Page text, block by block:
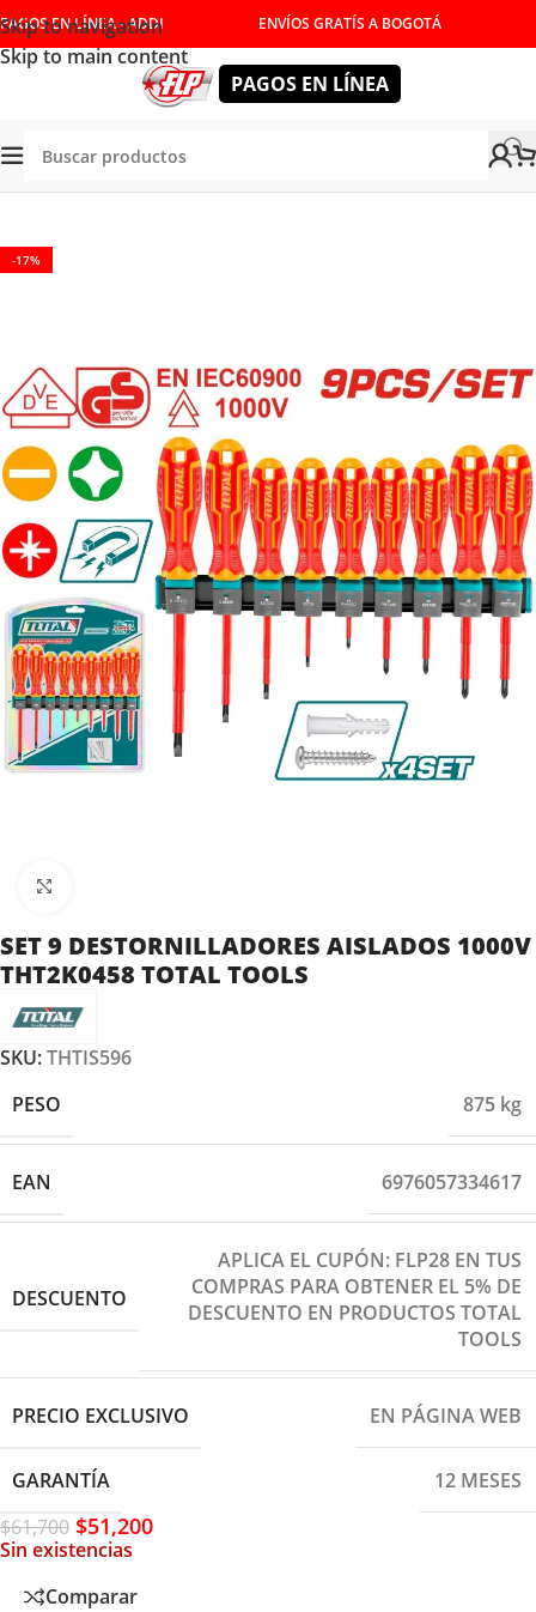
Skip to navigation
Skip to main content
PAGOS EN LÍNEA - ADDI ENVÍOS GRATÍS A BOGOTÁ
PAGOS EN LÍNEA
Y LLAVES JUEGO DE DESTORNILLADORES
-17%
SET 9 DESTORNILLADORES AISLADOS 1000V
THT2K0458 TOTAL TOOLS
SKU:THTIS596
PESO
875 kg
EAN 6976057334617
DESCUENTO
APLICA EL CUPÓN: FLP28 EN TUS
COMPRAS PARA OBTENER EL 5% DE
DESCUENTO EN PRODUCTOS TOTAL
TOOLS
PRECIO EXCLUSIVO EN PÁGINA WEB
GARANTÍA
12 MESES
$61,700 $51,200
Sin existencias
Comparar